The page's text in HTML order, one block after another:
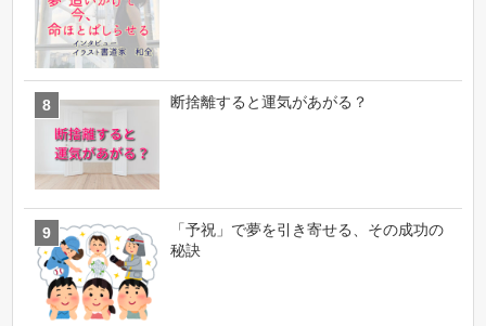
断捨離すると運気があがる？
「予祝」で夢を引き寄せる、その成功の
秘訣